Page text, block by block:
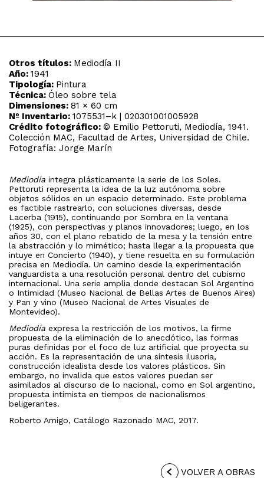
Otros títulos: Mediodía II
Año: 1941
Tipología: Pintura
Técnica: Óleo sobre tela
Dimensiones: 81 × 60 cm
Nº Inventario: 1075531–k | 020301001005928
Crédito fotográfico: © Emilio Pettoruti, Mediodía, 1941.
Colección MAC, Facultad de Artes, Universidad de Chile.
Fotografía: Jorge Marín
Mediodía integra plásticamente la serie de los Soles.
Pettoruti representa la idea de la luz autónoma sobre
objetos sólidos en un espacio determinado. Este problema
es factible rastrearlo, con soluciones diversas, desde
Lacerba (1915), continuando por Sombra en la ventana
(1925), con perspectivas y planos innovadores; luego, en los
años 30, con el plano rebatido de la mesa y la tensión entre
la abstracción y lo mimético; hasta llegar a la propuesta que
intuye en Concierto (1940), y tiene resuelta en su formulación
precisa en Mediodía. Un camino desde la experimentación
vanguardista a una resolución personal dentro del cubismo
internacional. Una serie amplia donde destacan Sol Argentino
o Intimidad (Museo Nacional de Bellas Artes de Buenos Aires)
y Pan y vino (Museo Nacional de Artes Visuales de
Montevideo).
Mediodía expresa la restricción de los motivos, la firme
propuesta de la eliminación de lo anecdótico, las formas
puras definidas por el foco de luz artificial que proyecta su
acción. Es la representación de una síntesis ilusoria,
construcción idealista desde los valores plásticos. Sin
embargo, no invalida que estos valores puedan ser
asimilados al discurso de lo nacional, como en Sol argentino,
propuesta intimista en tiempos de nacionalismos
beligerantes.
Roberto Amigo, Catálogo Razonado MAC, 2017.
VOLVER A OBRAS